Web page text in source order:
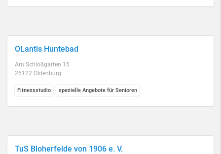
OLantis Huntebad
Am Schloßgarten 15
26122 Oldenburg
Fitnessstudio spezielle Angebote für Senioren
TuS Bloherfelde von 1906 e. V.